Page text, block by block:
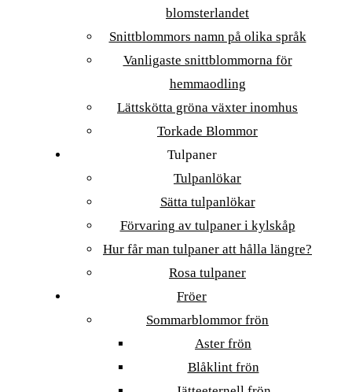
blomsterlandet
Snittblommors namn på olika språk
Vanligaste snittblommorna för
hemmaodling
Lättskötta gröna växter inomhus
Torkade Blommor
Tulpaner
Tulpanlökar
Sätta tulpanlökar
Förvaring av tulpaner i kylskåp
Hur får man tulpaner att hålla längre?
Rosa tulpaner
Fröer
Sommarblommor frön
Aster frön
Blåklint frön